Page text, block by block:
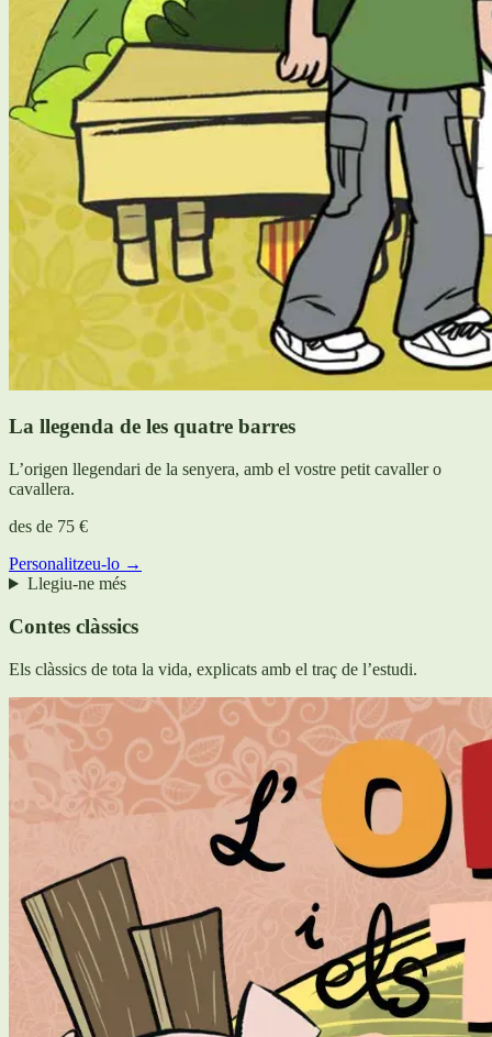
La llegenda de les quatre barres
L’origen llegendari de la senyera, amb el vostre petit cavaller o
cavallera.
des de 75 €
Personalitzeu-lo →
Llegiu-ne més
Contes clàssics
Els clàssics de tota la vida, explicats amb el traç de l’estudi.